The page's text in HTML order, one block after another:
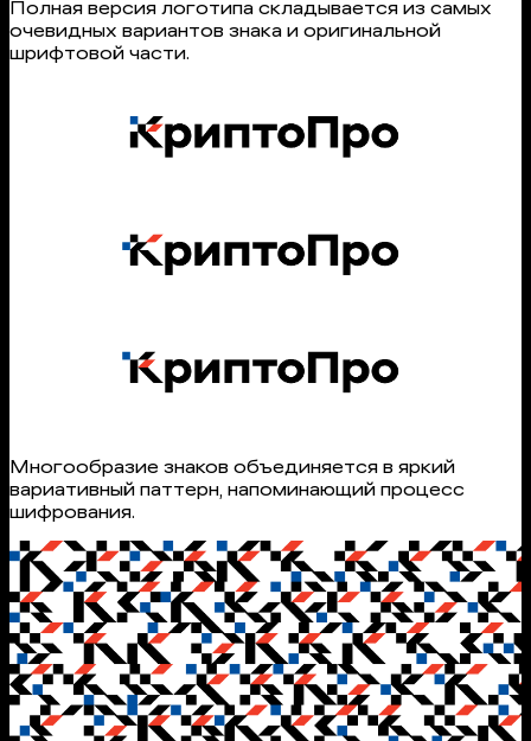
Полная версия логотипа складывается из самых
очевидных вариантов знака и оригинальной
шрифтовой части.
Многообразие знаков объединяется в яркий
вариативный паттерн, напоминающий процесс
шифрования.